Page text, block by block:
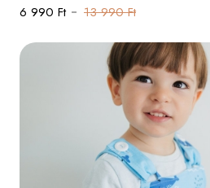
6 990 Ft 13 990 Ft